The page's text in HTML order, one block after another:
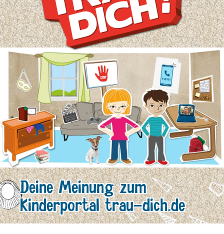
Deine Meinung zum
Kinderportal trau-dich.de